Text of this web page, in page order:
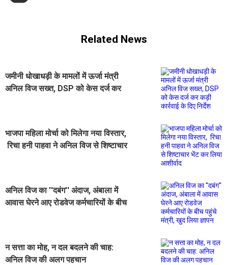
Related News
जमीनी धोखाधड़ी के मामलों में ऊर्जा मंत्री
अनिल विज सख्त, DSP को केस दर्ज कर
भाजपा महिला मोर्चा को मिलेगा नया विस्तार,
रिचा हनी पाहवा ने अनिल विज से शिष्टाचार
अनिल विज का ''दबंग'' अंदाज, अंबाला में
आवास घेरने आए रोडवेज कर्मचारियों के बीच
न सत्ता का मोह, न दल बदलने की चाह:
अनिल विज की अलग पहचान